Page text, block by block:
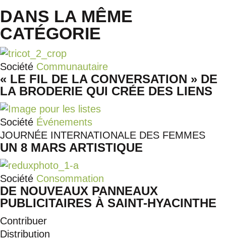
DANS LA MÊME
CATÉGORIE
Société Communautaire
« LE FIL DE LA CONVERSATION » DE
LA BRODERIE QUI CRÉE DES LIENS
Société Événements
JOURNÉE INTERNATIONALE DES FEMMES
UN 8 MARS ARTISTIQUE
Société Consommation
DE NOUVEAUX PANNEAUX
PUBLICITAIRES À SAINT-HYACINTHE
Contribuer
Distribution